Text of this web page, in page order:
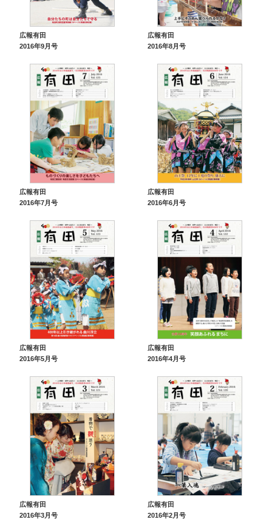
広報有田
2016年9月号
広報有田
2016年8月号
広報有田
2016年7月号
広報有田
2016年6月号
広報有田
2016年5月号
広報有田
2016年4月号
広報有田
2016年3月号
広報有田
2016年2月号